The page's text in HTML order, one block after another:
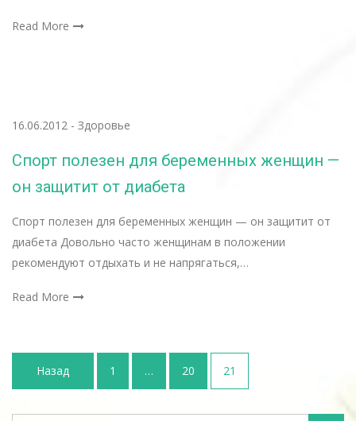
Read More
16.06.2012 - Здоровье
Спорт полезен для беременных женщин —
он защитит от диабета
Спорт полезен для беременных женщин — он защитит от
диабета Довольно часто женщинам в положении
рекомендуют отдыхать и не напрягаться,…
Read More
Пагинация
записей
Назад 1 … 20 21